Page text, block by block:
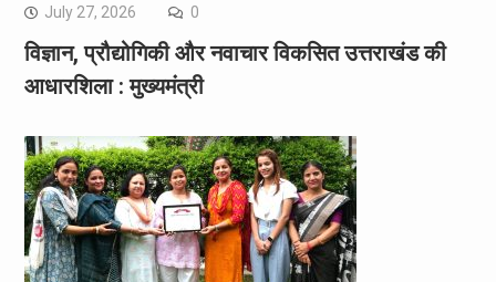
July 27, 2026 0
विज्ञान, प्रौद्योगिकी और नवाचार विकसित उत्तराखंड की
आधारशिला : मुख्यमंत्री